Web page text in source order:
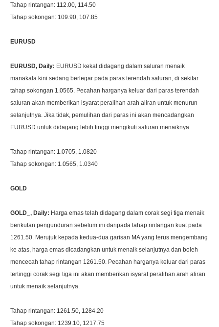
Tahap rintangan: 112.00, 114.50
Tahap sokongan: 109.90, 107.85
EURUSD
EURUSD, Daily: EURUSD kekal didagang dalam saluran menaik
manakala kini sedang berlegar pada paras terendah saluran, di sekitar
tahap sokongan 1.0565. Pecahan harganya keluar dari paras terendah
saluran akan memberikan isyarat peralihan arah aliran untuk menurun
selanjutnya. Jika tidak, pemulihan dari paras ini akan mencadangkan
EURUSD untuk didagang lebih tinggi mengikuti saluran menaiknya.
Tahap rintangan: 1.0705, 1.0820
Tahap sokongan: 1.0565, 1.0340
GOLD
GOLD_, Daily: Harga emas telah didagang dalam corak segi tiga menaik
berikutan pengunduran sebelum ini daripada tahap rintangan kuat pada
1261.50. Merujuk kepada kedua-dua garisan MA yang terus mengembang
ke atas, harga emas dicadangkan untuk menaik selanjutnya dan boleh
mencecah tahap rintangan 1261.50. Pecahan harganya keluar dari paras
tertinggi corak segi tiga ini akan memberikan isyarat peralihan arah aliran
untuk menaik selanjutnya.
Tahap rintangan: 1261.50, 1284.20
Tahap sokongan: 1239.10, 1217.75